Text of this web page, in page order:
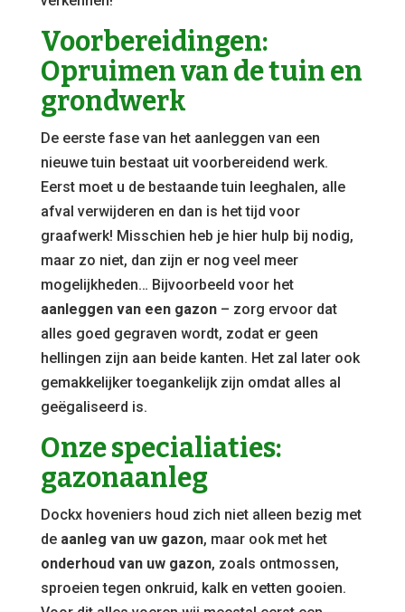
Voorbereidingen:
Opruimen van de tuin en
grondwerk
De eerste fase van het aanleggen van een
nieuwe tuin bestaat uit voorbereidend werk.
Eerst moet u de bestaande tuin leeghalen, alle
afval verwijderen en dan is het tijd voor
graafwerk! Misschien heb je hier hulp bij nodig,
maar zo niet, dan zijn er nog veel meer
mogelijkheden… Bijvoorbeeld voor het
aanleggen van een gazon– zorg ervoor dat
alles goed gegraven wordt, zodat er geen
hellingen zijn aan beide kanten. Het zal later ook
gemakkelijker toegankelijk zijn omdat alles al
geëgaliseerd is.
Onze specialiaties:
gazonaanleg
Dockx hoveniers houd zich niet alleen bezig met
de aanleg van uw gazon, maar ook met het
onderhoud van uw gazon, zoals ontmossen,
sproeien tegen onkruid, kalk en vetten gooien.